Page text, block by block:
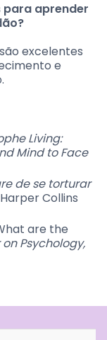
para aprender
excelentes
e
Living:
Mind to Face
de se torturar
Harper Collins
are the
Psychology,